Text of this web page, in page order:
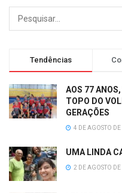
Tendências
AOS 77
TOPO DO
GERAÇÕES
4 DE AGOSTO
UMA LINDA
2 DE AGOSTO